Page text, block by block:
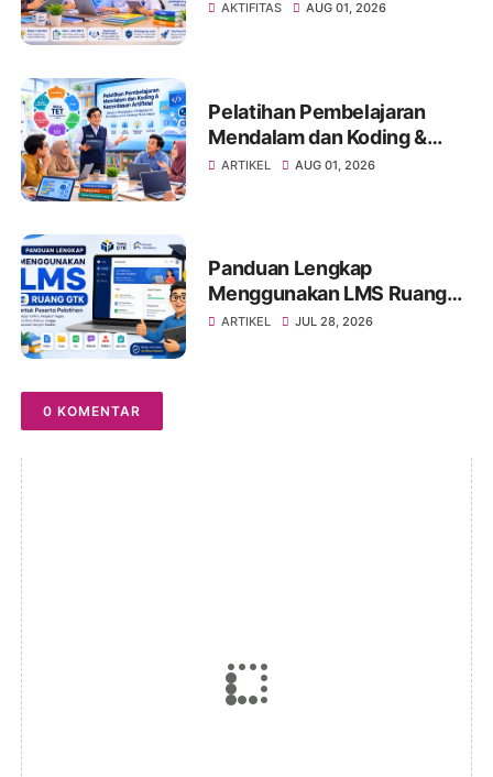
Tantangan, dan Strategi
AKTIFITAS AUG 01, 2026
Pelatihan Pembelajaran
Mendalam dan Koding &
Kecerdasan Artifisial:
Pendidikan
ARTIKEL AUG 01, 2026
Panduan Lengkap
Menggunakan LMS Ruang
GTK untuk Peserta
ARTIKEL JUL 28, 2026
0 KOMENTAR